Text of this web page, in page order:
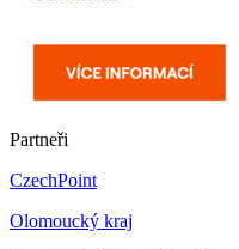
Partneři
CzechPoint
Olomoucký kraj